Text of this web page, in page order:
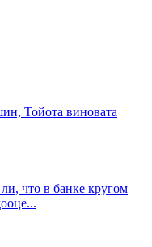
Тойота виновата
что в банке кругом